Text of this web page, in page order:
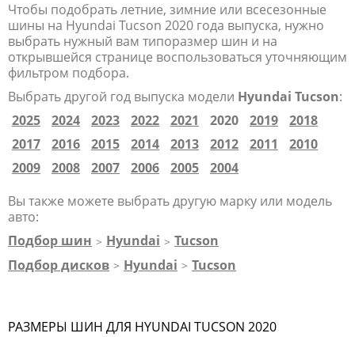
Чтобы подобрать летние, зимние или всесезонные
шины на Hyundai Tucson 2020 года выпуска, нужно
выбрать нужный вам типоразмер шин и на
открывшейся странице воспользоваться уточняющим
фильтром подбора.
Выбрать другой год выпуска модели Hyundai Tucson:
2025
2024 2023 2022 2021 2020 2019
2018
2017
2016 2015 2014 2013 2012 2011
2010
2009
2008 2007 2006 2005
2004
Вы также можете выбрать другую марку или модель
авто:
Подбор шин > Hyundai > Tucson
Подбор дисков > Hyundai > Tucson
РАЗМЕРЫ ШИН ДЛЯ HYUNDAI TUCSON 2020